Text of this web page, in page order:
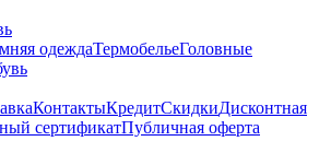
одеждаТермобельеГоловные
КонтактыКредитСкидкиДисконтная
сертификатПубличная оферта